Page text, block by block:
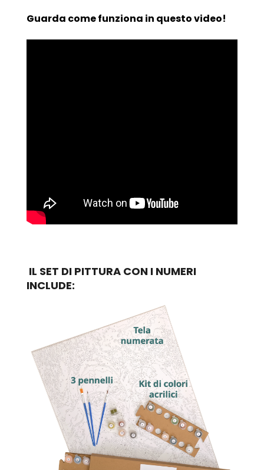
Guarda come funziona in questo video!
IL SET DI PITTURA CON I NUMERI
INCLUDE: